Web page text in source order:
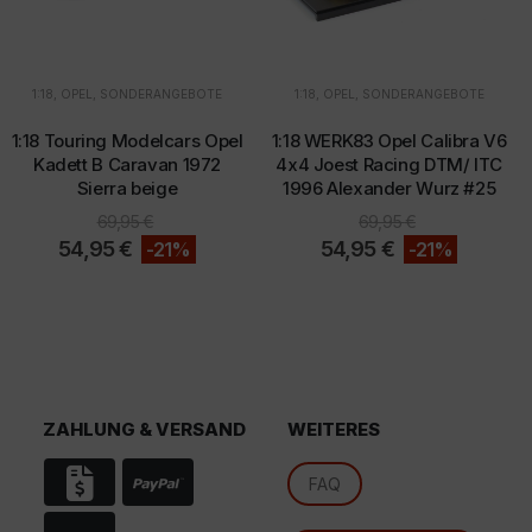
1:18 OPEL SONDERANGEBOTE
1:18 Touring Modelcars Opel
Kadett B Caravan 1972
Sierra beige
69,95€
54,95€ -21%
1:18 OPEL SONDERANGEBOTE
1:18 WERK83 Opel Calibra V6
4x4 Joest Racing DTM/ ITC
1996 Alexander Wurz #25
69,95€
54,95 € -21%
ZAHLUNG & VERSAND WEITERES
FAQ